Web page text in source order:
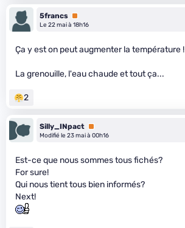
5francs Premium
Le 22 mai à 18h16
Ça y est on peut augmenter la température !
La grenouille, l'eau chaude et tout ça...
2
Silly_INpact Premium
Modifié le 23 mai à 00h16
Est-ce que nous sommes tous fichés?
For sure!
Qui nous tient tous bien informés?
Next!